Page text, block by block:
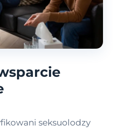
seksuolodzy